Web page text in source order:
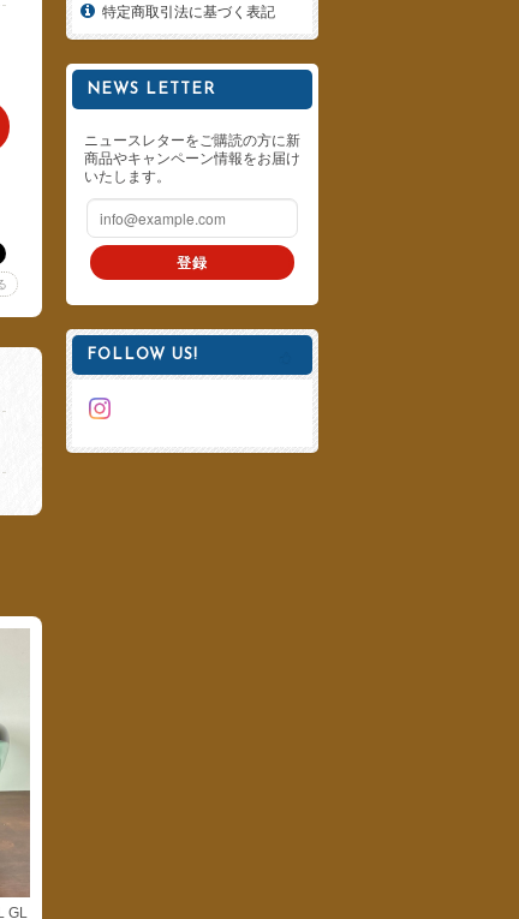
特定商取引法に基づく表記
NEWS LETTER
ニュースレターをご購読の方に新
商品やキャンペーン情報をお届け
いたします。
登録
FOLLOW US!